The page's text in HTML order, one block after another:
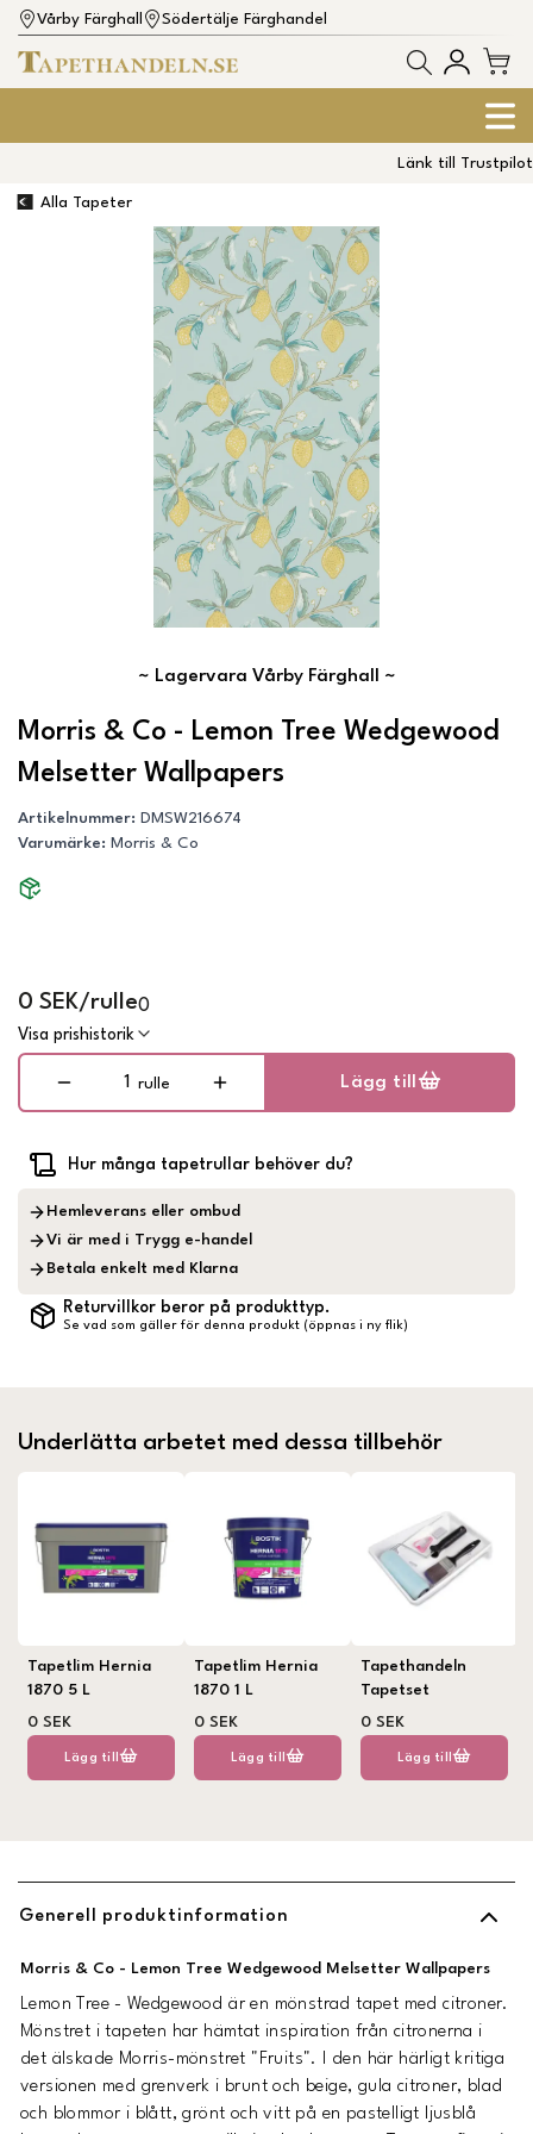
Vårby Färghall Södertälje Färghandel
Länk till Trustpilot
Alla Tapeter
~ Lagervara Vårby Färghall ~
Morris & Co - Lemon Tree Wedgewood
Melsetter Wallpapers
Artikelnummer: DMSW216674
Varumärke: Morris & Co
0 SEK/rulle0
Visa prishistorik
rulle Lägg till
Hur många tapetrullar behöver du?
Hemleverans eller ombud
Vi är med i Trygg e-handel
Betala enkelt med Klarna
Returvillkor beror på produkttyp.
Se vad som gäller för denna produkt (öppnas i ny flik)
Underlätta arbetet med dessa tillbehör
Tapetlim Hernia
1870 5 L
0 SEK
Lägg till
Tapetlim Hernia
1870 1 L
0 SEK
Lägg till
Tapethandeln
Tapetset
0 SEK
Lägg till
Generell produktinformation
Morris & Co - Lemon Tree Wedgewood Melsetter Wallpapers
Lemon Tree - Wedgewood är en mönstrad tapet med citroner.
Mönstret i tapeten har hämtat inspiration från citronerna i
det älskade Morris-mönstret "Fruits". I den här härligt kritiga
versionen med grenverk i brunt och beige, gula citroner, blad
och blommor i blått, grönt och vitt på en pastelligt ljusblå